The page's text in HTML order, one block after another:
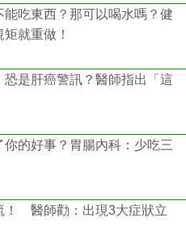
吃東西？那可以喝水嗎？健
就重做！
恐是肝癌警訊？醫師指出「這
你的好事？胃腸內科：少吃三
！ 醫師勸：出現3大症狀立